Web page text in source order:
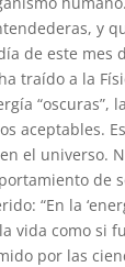
y
de este mes
traído a la
“oscuras”,
aceptables.
el universo.
de
“En la
vida como si
por las